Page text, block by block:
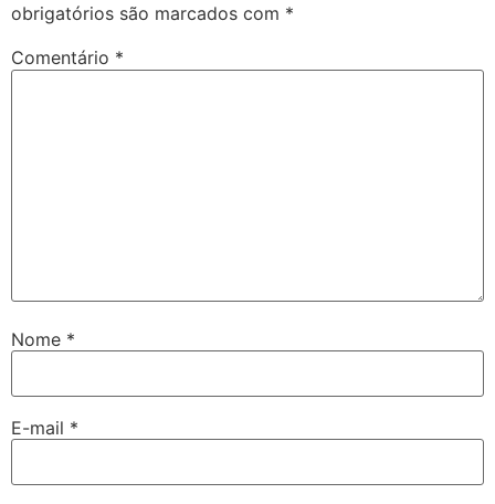
obrigatórios são marcados com *
Comentário *
Nome *
E-mail *